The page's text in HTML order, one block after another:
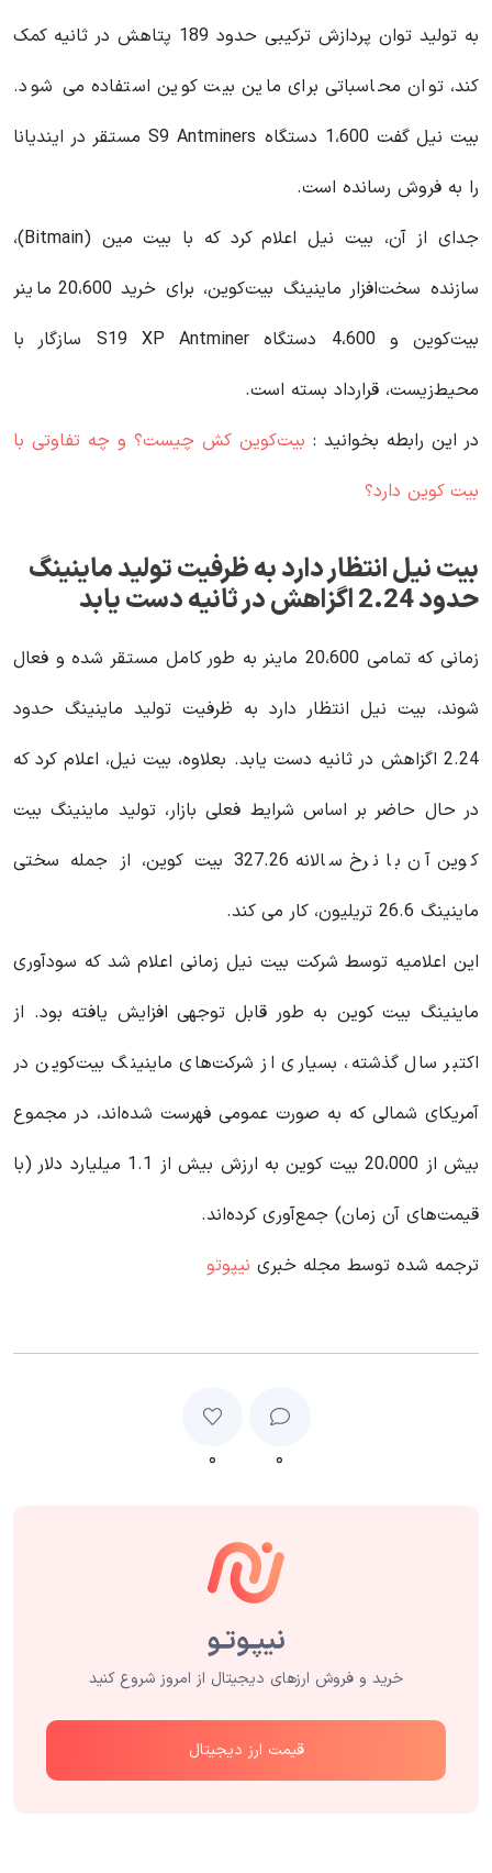
به تولید توان پردازش ترکیبی حدود 189 پتاهش در ثانیه کمک
کند، توان محاسباتی برای ماین بیت کوین استفاده می شود.
بیت نیل گفت 1،600 دستگاه S9 Antminers مستقر در ایندیانا
را به فروش رسانده است.
جدای از آن، بیت نیل اعلام کرد که با بیت مین (Bitmain)،
سازنده سخت‌افزار ماینینگ بیت‌کوین، برای خرید 20،600 ماینر
بیت‌کوین و 4،600 دستگاه S19 XP Antminer سازگار با
محیط‌زیست، قرارداد بسته است.
در این رابطه بخوانید‌ : بیت‌کوین کش چیست؟ و چه تفاوتی با
بیت کوین دارد؟
بیت نیل انتظار دارد به ظرفیت تولید ماینینگ
حدود 2.24 اگزاهش در ثانیه دست یابد
زمانی که تمامی 20،600 ماینر به طور کامل مستقر شده و فعال
شوند، بیت نیل انتظار دارد به ظرفیت تولید ماینینگ حدود
2.24 اگزاهش در ثانیه دست یابد. بعلاوه، بیت نیل، اعلام کرد که
در حال حاضر بر اساس شرایط فعلی بازار، تولید ماینینگ بیت
کوین آن با نرخ سالانه 327.26 بیت کوین، از جمله سختی
ماینینگ 26.6 تریلیون، کار می کند.
این اعلامیه توسط شرکت بیت نیل زمانی اعلام شد که سودآوری
ماینینگ بیت کوین به طور قابل توجهی افزایش یافته بود. از
اکتبر سال گذشته، بسیاری از شرکت‌های ماینینگ بیت‌کوین در
آمریکای شمالی که به صورت عمومی فهرست شده‌اند، در مجموع
بیش از 20،000 بیت کوین به ارزش بیش از 1.1 میلیارد دلار (با
قیمت‌های آن زمان) جمع‌آوری کرده‌اند.
ترجمه شده توسط مجله خبری نیپوتو
۰ ۰
خرید و فروش ارزهای دیجیتال از امروز شروع کنید
قیمت ارز دیجیتال